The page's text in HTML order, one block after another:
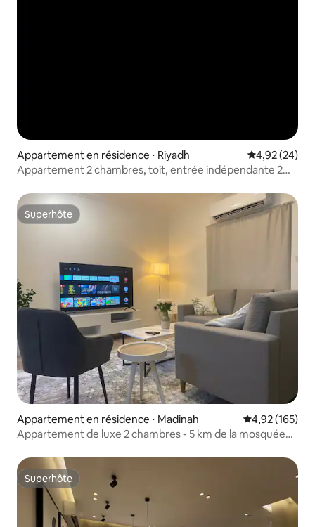
Appartement en résidence ⋅ Riyadh Évaluation
4,92 (24)
Appartement 2 chambres, toit, entrée indépendante 2
Superhôte
Superhôte
Appartement en résidence ⋅ Madinah Évaluation
4,92 (165)
Appartement de luxe 2 chambres - 5 km de la mosquée
Superhôte
Superhôte